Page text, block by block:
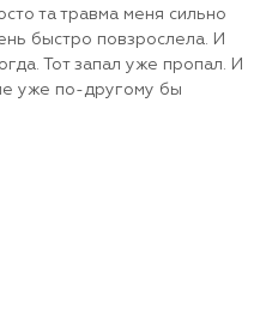
та травма меня сильно
быстро повзрослела. И
Тот запал уже пропал. И
уже по-другому бы